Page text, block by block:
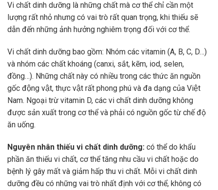
Vi chất dinh dưỡng là những chất mà cơ thể chỉ cần một
lượng rất nhỏ nhưng có vai trò rất quan trọng, khi thiếu sẽ
dẫn đến những ảnh hưởng nghiêm trọng đối với cơ thể.
Vi chất dinh dưỡng bao gồm: Nhóm các vitamin (A, B, C, D…)
và nhóm các chất khoáng (canxi, sắt, kẽm, iod, selen,
đồng…). Những chất này có nhiều trong các thức ăn nguồn
gốc động vật, thực vật rất phong phú và đa dạng của Việt
Nam. Ngoại trừ vitamin D, các vi chất dinh dưỡng không
được sản xuất trong cơ thể và phải có nguồn gốc từ chế độ
ăn uống.
Nguyên nhân thiếu vi chất dinh dưỡng: có thể do khẩu
phần ăn thiếu vi chất, cơ thể tăng nhu cầu vi chất hoặc do
bệnh lý gây mất và giảm hấp thu vi chất. Mỗi vi chất dinh
dưỡng đều có những vai trò nhất định với cơ thể, không có